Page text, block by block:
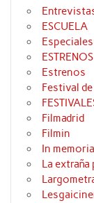
ESCUELA
Especiales
ESTRENOS
Estrenos
Festival
Filmadrid
Filmin
In
La extraña